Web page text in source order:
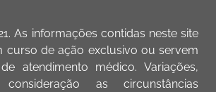
As informações contidas neste site
curso de ação exclusivo ou servem
atendimento médico. Variações,
as circunstâncias